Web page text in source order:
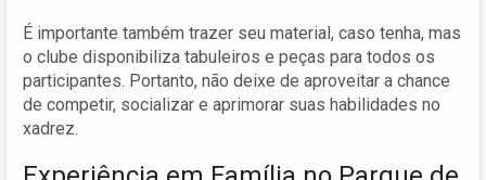
É importante também trazer seu material, caso tenha, mas
o clube disponibiliza tabuleiros e peças para todos os
participantes. Portanto, não deixe de aproveitar a chance
de competir, socializar e aprimorar suas habilidades no
xadrez.